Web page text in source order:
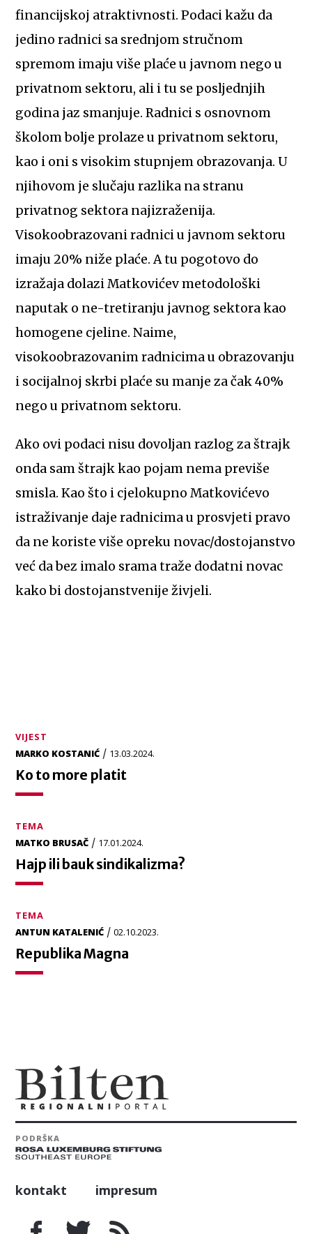
financijskoj atraktivnosti. Podaci kažu da
jedino radnici sa srednjom stručnom
spremom imaju više plaće u javnom nego u
privatnom sektoru, ali i tu se posljednjih
godina jaz smanjuje. Radnici s osnovnom
školom bolje prolaze u privatnom sektoru,
kao i oni s visokim stupnjem obrazovanja. U
njihovom je slučaju razlika na stranu
privatnog sektora najizraženija.
Visokoobrazovani radnici u javnom sektoru
imaju 20% niže plaće. A tu pogotovo do
izražaja dolazi Matkovićev metodološki
naputak o ne-tretiranju javnog sektora kao
homogene cjeline. Naime,
visokoobrazovanim radnicima u obrazovanju
i socijalnoj skrbi plaće su manje za čak 40%
nego u privatnom sektoru.
Ako ovi podaci nisu dovoljan razlog za štrajk
onda sam štrajk kao pojam nema previše
smisla. Kao što i cjelokupno Matkovićevo
istraživanje daje radnicima u prosvjeti pravo
da ne koriste više opreku novac/dostojanstvo
već da bez imalo srama traže dodatni novac
kako bi dostojanstvenije živjeli.
VIJEST
MARKO KOSTANIĆ / 13.03.2024.
Ko to more platit
TEMA
MATKO BRUSAČ / 17.01.2024.
Hajp ili bauk sindikalizma?
TEMA
ANTUN KATALENIĆ /02.10.2023.
Republika Magna
PODRŠKA
kontakt impresum